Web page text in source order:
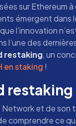
sur Ethereum à
émergent dans
l’innovation
l’une des
restaking, un
en staking !
restaking
Network et de son
comprendre ce